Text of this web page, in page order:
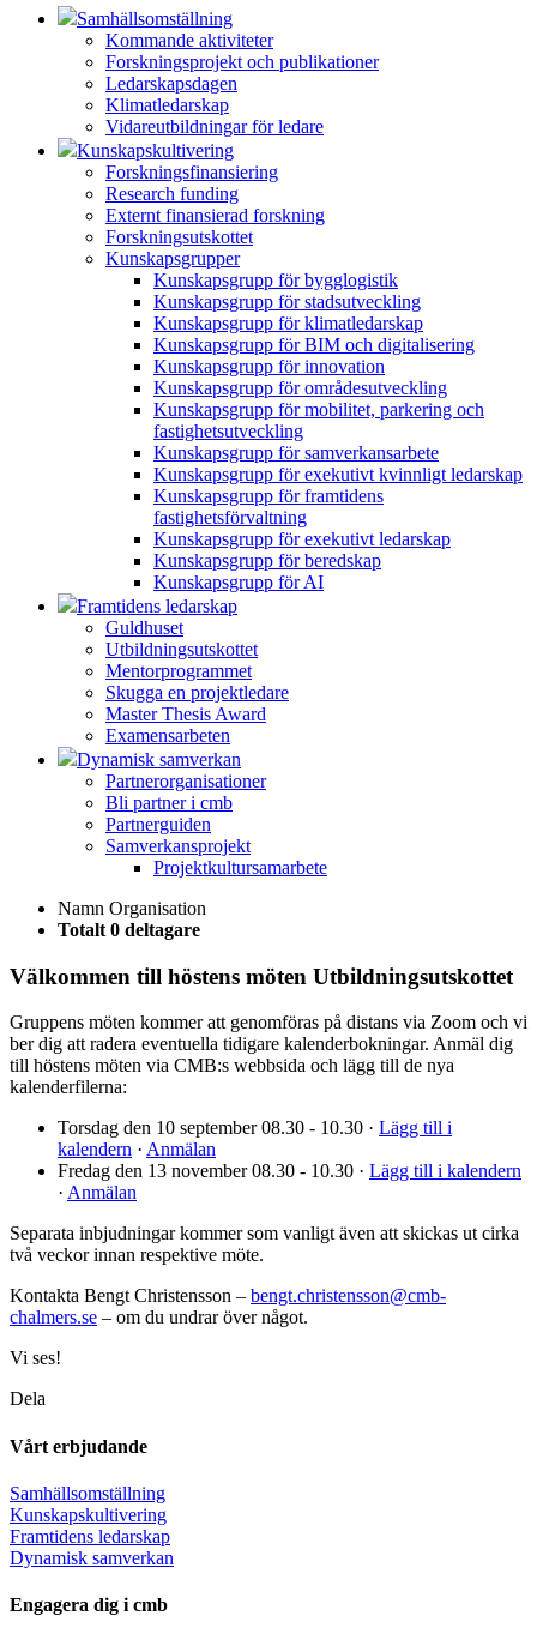
Samhällsomställning
Kommande aktiviteter
Forskningsprojekt och publikationer
Ledarskapsdagen
Klimatledarskap
Vidareutbildningar för ledare
Kunskapskultivering
Forskningsfinansiering
Research funding
Externt finansierad forskning
Forskningsutskottet
Kunskapsgrupper
Kunskapsgrupp för bygglogistik
Kunskapsgrupp för stadsutveckling
Kunskapsgrupp för klimatledarskap
Kunskapsgrupp för BIM och digitalisering
Kunskapsgrupp för innovation
Kunskapsgrupp för områdesutveckling
Kunskapsgrupp för mobilitet, parkering och
fastighetsutveckling
Kunskapsgrupp för samverkansarbete
Kunskapsgrupp för exekutivt kvinnligt ledarskap
Kunskapsgrupp för framtidens
fastighetsförvaltning
Kunskapsgrupp för exekutivt ledarskap
Kunskapsgrupp för beredskap
Kunskapsgrupp för AI
Framtidens ledarskap
Guldhuset
Utbildningsutskottet
Mentorprogrammet
Skugga en projektledare
Master Thesis Award
Examensarbeten
Dynamisk samverkan
Partnerorganisationer
Bli partner i cmb
Partnerguiden
Samverkansprojekt
Projektkultursamarbete
Namn Organisation
Totalt 0 deltagare
Välkommen till höstens möten Utbildningsutskottet
Gruppens möten kommer att genomföras på distans via Zoom och vi
ber dig att radera eventuella tidigare kalenderbokningar. Anmäl dig
till höstens möten via CMB:s webbsida och lägg till de nya
kalenderfilerna:
Torsdag den 10 september 08.30 - 10.30 · Lägg till i
kalendern · Anmälan
Fredag den 13 november 08.30 - 10.30 · Lägg till i kalendern
· Anmälan
Separata inbjudningar kommer som vanligt även att skickas ut cirka
två veckor innan respektive möte.
Kontakta Bengt Christensson – bengt.christensson@cmb-
chalmers.se – om du undrar över något.
Vi ses!
Dela
Vårt erbjudande
Samhällsomställning
Kunskapskultivering
Framtidens ledarskap
Dynamisk samverkan
Engagera dig i cmb